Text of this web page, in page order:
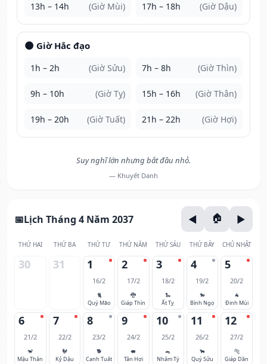
13h – 14h (Giờ Mùi) 17h – 18h (Giờ Dậu)
🌑 Giờ Hắc đạo
1h – 2h (Giờ Sửu) 7h – 8h (Giờ Thìn)
9h – 10h (Giờ Tỵ) 15h – 16h (Giờ Thân)
19h – 20h (Giờ Tuất) 21h – 22h (Giờ Hợi)
Suy nghĩ lớn nhưng bắt đầu nhỏ.
— Khuyết Danh
Lịch Tháng 4 Năm 2037
THỨ HAI THỨ BA THỨ TƯ THỨ NĂM THỨ SÁU THỨ BẢY CHỦ NHẬT
30 31 1
16/2
🐈
Quý Mão
2
17/2
🐉
Giáp Thìn
3
18/2
🐍
Ất Tỵ
4
19/2
🐎
Bính Ngọ
5
20/2
🐐
Đinh Mùi
6
21/2
🐒
Mậu Thân
7
22/2
🐓
Kỷ Dậu
8
23/2
🐕
Canh Tuất
9
24/2
🐖
Tân Hợi
10
25/2
🐀
Nhâm Tý
11
26/2
🐂
Quý Sửu
12
27/2
🐅
Giáp Dần